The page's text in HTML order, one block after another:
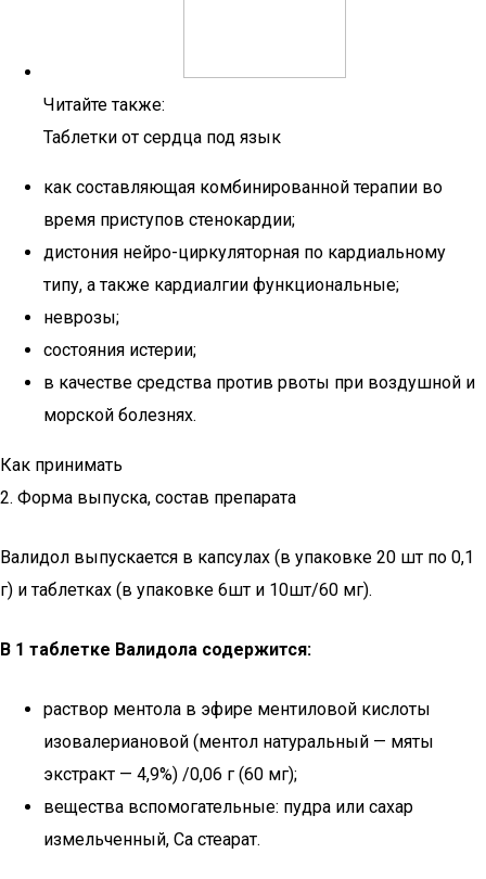
Читайте также:
Таблетки от сердца под язык
как составляющая комбинированной терапии во
время приступов стенокардии;
дистония нейро-циркуляторная по кардиальному
типу, а также кардиалгии функциональные;
неврозы;
состояния истерии;
в качестве средства против рвоты при воздушной и
морской болезнях.
Как принимать
2. Форма выпуска, состав препарата
Валидол выпускается в капсулах (в упаковке 20 шт по 0,1
г) и таблетках (в упаковке 6шт и 10шт/60 мг).
В 1 таблетке Валидола содержится:
раствор ментола в эфире ментиловой кислоты
изовалериановой (ментол натуральный — мяты
экстракт — 4,9%) /0,06 г (60 мг);
вещества вспомогательные: пудра или сахар
измельченный, Ca стеарат.